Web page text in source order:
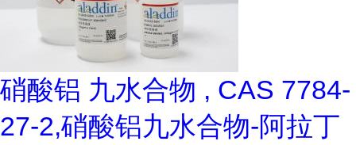
硝酸铝 九水合物 , CAS 7784-
27-2,硝酸铝九水合物-阿拉丁